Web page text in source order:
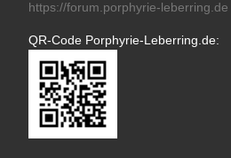
https://forum.porphyrie-leberring.de
QR-Code Porphyrie-Leberring.de: